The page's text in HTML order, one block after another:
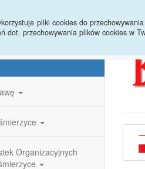
pliki cookies do
dot. przechowywania plików cookies w
Organizacyjnych